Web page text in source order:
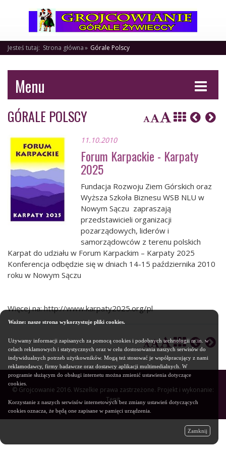
Jesteś tutaj: Strona główna Górale Polscy
Menu
GÓRALE POLSCY
11.10.2010
Forum Karpackie - Karpaty
2025
Fundacja Rozwoju Ziem Górskich oraz
Wyższa Szkoła Biznesu WSB NLU w
Nowym Sączu zapraszają
przedstawicieli organizacji
pozarządowych, liderów i
samorządowców z terenu polskich
Karpat do udziału w Forum Karpackim – Karpaty 2025
Konferencja odbędzie się w dniach 14-15 października 2010
roku w Nowym Sączu
Więcej na:http://www.karpaty2025.org/pl
© Grojcowanie 2016. Wszelkie prawa zastrzeżone. Projekt i wykonanie:
Tenit
Ważne: nasze strona wykorzystuje pliki cookies.
Używamy informacji zapisanych za pomocą cookies i podobnych technologii m.in. w
celach reklamowych i statystycznych oraz w celu dostosowania naszych serwisów do
indywidualnych potrzeb użytkowników. Mogą też stosować je współpracujący z nami
reklamodawcy, firmy badawcze oraz dostawcy aplikacji multimedialnych. W
programie służącym do obsługi internetu można zmienić ustawienia dotyczące
cookies.
Korzystanie z naszych serwisów internetowych bez zmiany ustawień dotyczących
cookies oznacza, że będą one zapisane w pamięci urządzenia.
Zamknij